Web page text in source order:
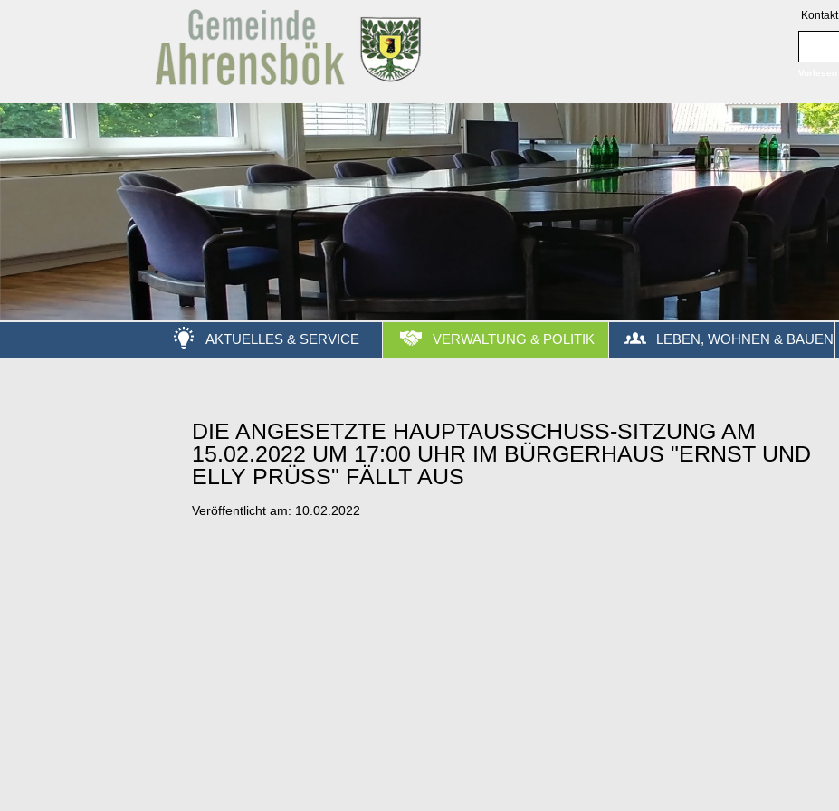
Kontakt
AKTUELLES & SERVICE VERWALTUNG & POLITIK LEBEN, WOHNEN & BAUEN
DIE ANGESETZTE HAUPTAUSSCHUSS-SITZUNG AM
15.02.2022 UM 17:00 UHR IM BÜRGERHAUS "ERNST UND
ELLY PRÜSS" FÄLLT AUS
Veröffentlicht am: 10.02.2022